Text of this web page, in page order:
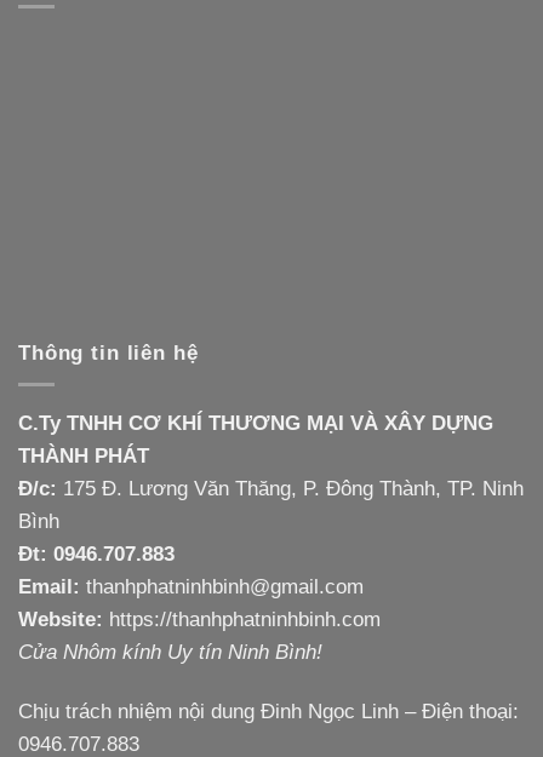
Thông tin liên hệ
C.Ty TNHH CƠ KHÍ THƯƠNG MẠI VÀ XÂY DỰNG
THÀNH PHÁT
Đ/c: 175 Đ. Lương Văn Thăng, P. Đông Thành, TP. Ninh
Bình
Đt: 0946.707.883
Email: thanhphatninhbinh@gmail.com
Website: https://thanhphatninhbinh.com
Cửa Nhôm kính Uy tín Ninh Bình!
Chịu trách nhiệm nội dung Đinh Ngọc Linh – Điện thoại:
0946.707.883